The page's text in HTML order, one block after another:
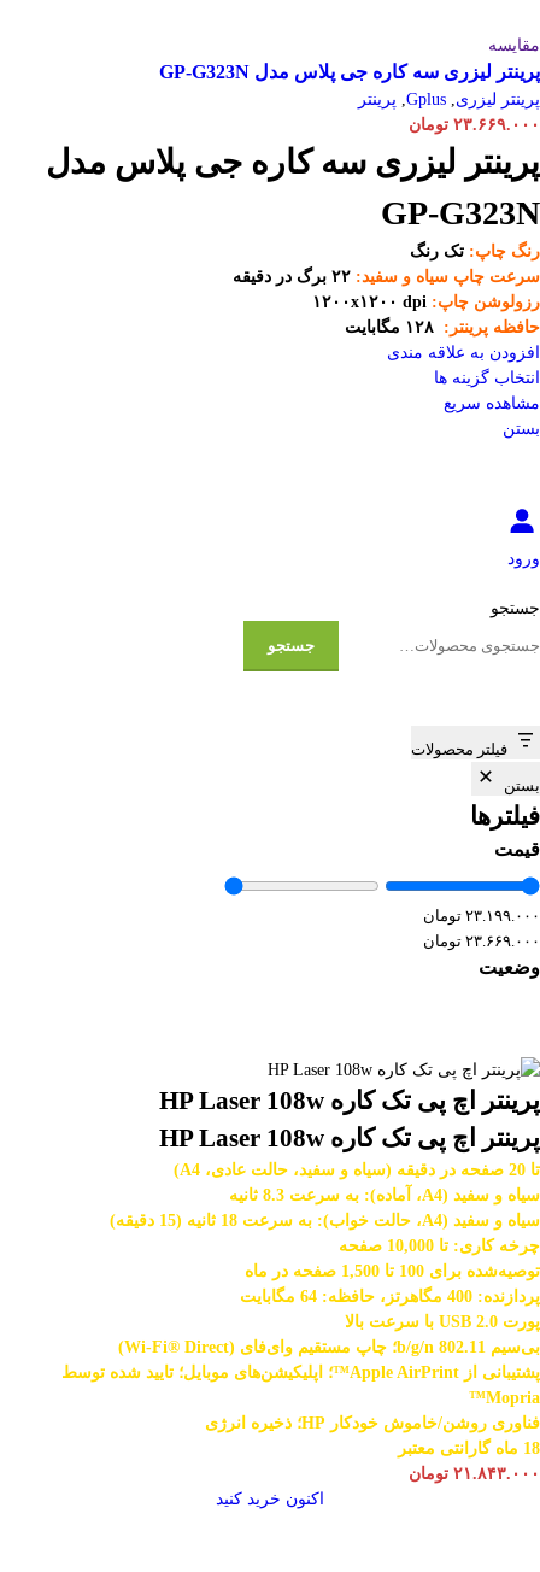
مقایسه
پرینتر لیزری سه کاره جی پلاس مدل GP-G323N
پرینتر لیزری,
Gplus
, پرینتر
۲۳.۶۶۹.۰۰۰ تومان
پرینتر لیزری سه کاره جی پلاس مدل
GP-G323N
رنگ چاپ: تک رنگ
سرعت چاپ سیاه و سفید:
رزولوشن چاپ:
حافظه پرینتر:
افزودن به علاقه مندی
انتخاب گزینه ها
مشاهده سریع
بستن
ورود
جستجو
جستجو
فیلتر محصولات
بستن
فیلترها
قیمت
وضعیت
پرینتر اچ پی تک کاره HP Laser 108w
پرینتر اچ پی تک کاره HP Laser 108w
تا 20 صفحه در دقیقه (سیاه و سفید، حالت عادی، A4)
سیاه و سفید (A4، آماده): به سرعت 8.3 ثانیه
سیاه و سفید (A4، حالت خواب): به سرعت 18 ثانیه (15 دقیقه)
چرخه کاری: تا 10,000 صفحه
توصیه‌شده برای 100 تا 1,500 صفحه در ماه
پردازنده: 400 مگاهرتز، حافظه: 64 مگابایت
پورت USB 2.0 با سرعت بالا
بی‌سیم 802.11 b/g/n؛ چاپ مستقیم وای‌فای (Wi-Fi® Direct)
پشتیبانی از Apple AirPrint™؛ اپلیکیشن‌های موبایل؛ تایید شده توسط
Mopria™
فناوری روشن/خاموش خودکار HP؛ ذخیره انرژی
18 ماه گارانتی معتبر
۲۱.۸۴۳.۰۰۰ تومان
اکنون خرید کنید